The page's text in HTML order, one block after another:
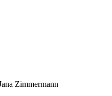
Zimmermann